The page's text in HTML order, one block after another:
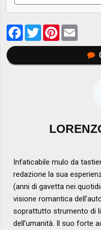
Facebook
TwitterPinterest
Infaticabile mulo da
redazione la sua
(anni di gavetta nei
visione romantica
soprattutto strumento di
dell’umanità. Il suo forte